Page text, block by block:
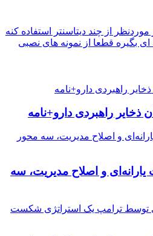
از چند دیتاسنتر استفاده کنه
ای بگیره قطعا از نمونه های نصبی
ذخایر راهبردی دارو+نامه
و اصلاح مدیریت، سه